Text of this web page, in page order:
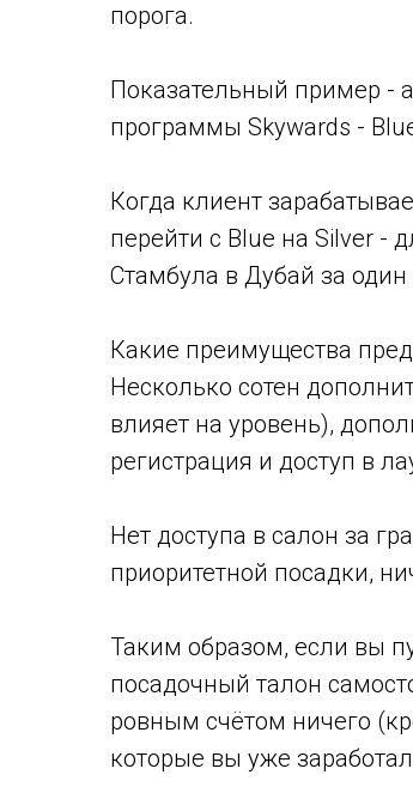
порога.
Показательный пример -
программы Skywards -
Когда клиент
перейти с Blue на Silver -
Стамбула в Дубай за один
Какие преимущества
Несколько сотен
влияет на уровень),
регистрация и доступ в
Нет доступа в салон за
приоритетной посадки,
Таким образом, если вы
посадочный талон
ровным счётом ничего
которые вы уже